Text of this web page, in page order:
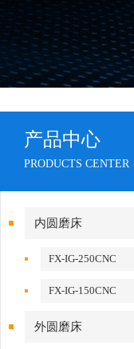
产品中心
PRODUCTS CENTER
内圆磨床
FX-IG-250CNC
FX-IG-150CNC
外圆磨床